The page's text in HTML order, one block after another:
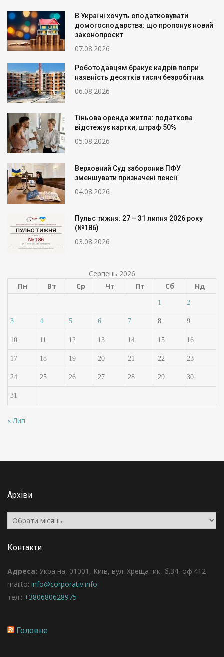
В Україні хочуть оподатковувати
домогосподарства: що пропонує новий
законопроєкт
07.08.2026
Роботодавцям бракує кадрів попри
наявність десятків тисяч безробітних
06.08.2026
Тіньова оренда житла: податкова
відстежує картки, штраф 50%
05.08.2026
Верховний Суд заборонив ПФУ
зменшувати призначені пенсії
04.08.2026
Пульс тижня: 27 – 31 липня 2026 року
(№186)
03.08.2026
Серпень 2026
Пн
Вт Ср Чт Пт Сб Нд
1 2
3 4 5 6 7 8 9
10 11 12 13 14 15 16
17 18 19 20 21 22 23
24 25 26 27 28 29 30
31
« Лип
Архіви
Архіви
Контакти
Адреса: Україна, 01001, Київ, вул. Хрещатик, б.34, оф.412
mailto: info@corporativ.info
тел.: +380680628975
Головне